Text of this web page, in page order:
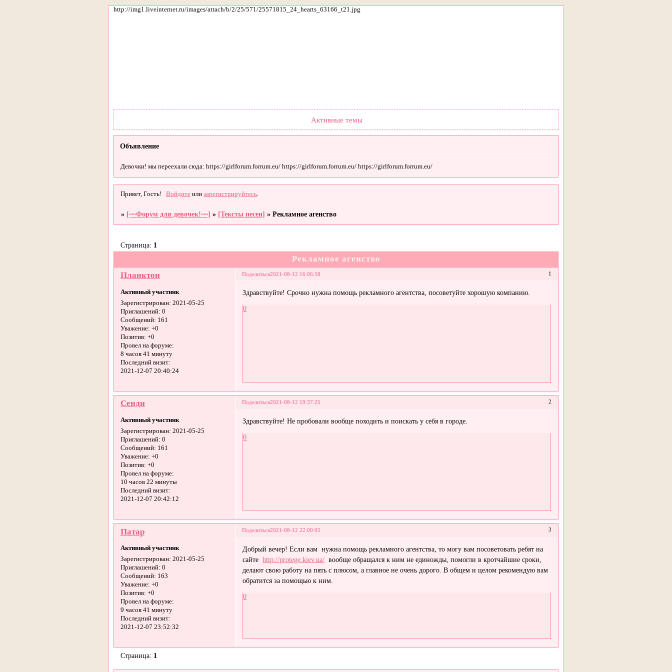
http://img1.liveinternet.ru/images/attach/b/2/25/571/25571815_24_hearts_63166_t21.jpg
Активные темы
Объявление
Девочки! мы переехали сюда: https://girlforum.forrum.eu/ https://girlforum.forrum.eu/ https://girlforum.forrum.eu/
Привет, Гость! Войдите илизарегистрируйтесь
» [~~Форум для девочек!~~] » [Тексты песен] »Рекламное агенство
Рекламное агенство
Страница: 1
Поделиться 1
2021-08-12 16:06:58
Планктон
Активный участник
Зарегистрирован: 2021-05-25
Приглашений: 0
Сообщений: 161
Уважение: +0
Позитив: +0
Провел на форуме:
8 часов 41 минуту
Последний визит:
2021-12-07 20:40:24
Здравствуйте! Срочно нужна помощь рекламного агентства, посоветуйте хорошую компанию.
0
Поделиться 2
2021-08-12 19:37:25
Сенди
Активный участник
Зарегистрирован: 2021-05-25
Приглашений: 0
Сообщений: 161
Уважение: +0
Позитив: +0
Провел на форуме:
10 часов 22 минуты
Последний визит:
2021-12-07 20:42:12
Здравствуйте! Не пробовали вообще походить и поискать у себя в городе.
0
Поделиться 3
2021-08-12 22:00:05
Патар
Активный участник
Зарегистрирован: 2021-05-25
Приглашений: 0
Сообщений: 163
Уважение: +0
Позитив: +0
Провел на форуме:
9 часов 41 минуту
Последний визит:
2021-12-07 23:52:32
Добрый вечер! Если вам нужна помощь рекламного агентства, то могу вам посоветовать ребят на
сайтеhttp://protege.kiev.ua/ вообще обращался к ним не единожды, помогли в кротчайшие сроки,
делают свою работу на пять с плюсом, а главное не очень дорого. В общем и целом рекомендую вам
обратится за помощью к ним.
0
Страница: 1